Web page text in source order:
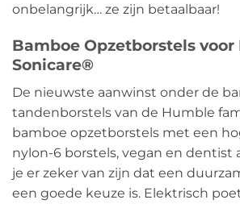
onbelangrijk… ze zijn betaalbaar!
Bamboe Opzetborstels
Sonicare®
De nieuwste aanwinst onder de
tandenborstels van de Humble
bamboe opzetborstels met een
nylon-6 borstels, vegan en dentist
je er zeker van zijn dat een
een goede keuze is. Elektrisch